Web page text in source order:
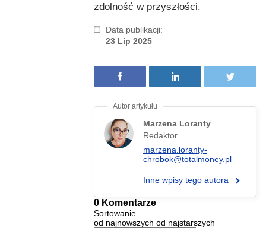
zdolność w przyszłości.
Data publikacji:
23 Lip 2025
Marzena Loranty
Redaktor
marzena.loranty-
chrobok@totalmoney.pl
Inne wpisy tego autora
0 Komentarze
Sortowanie
od najnowszych od najstarszych